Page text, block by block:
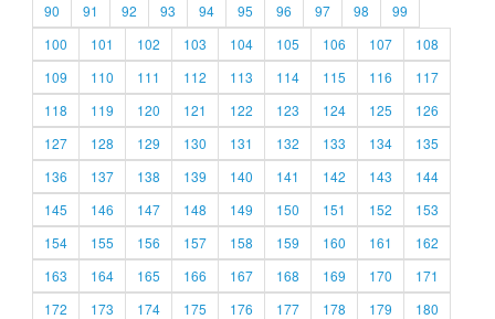
90
91 92 93 94 95 96 97 98
99
100
101 102 103 104 105 106 107
108
109
110 111 112 113 114 115 116
117
118
119 120 121 122 123 124 125
126
127
128 129 130 131 132 133 134
135
136
137 138 139 140 141 142 143
144
145
146 147 148 149 150 151 152
153
154
155 156 157 158 159 160 161
162
163
164 165 166 167 168 169 170
171
172
173 174 175 176 177 178 179
180